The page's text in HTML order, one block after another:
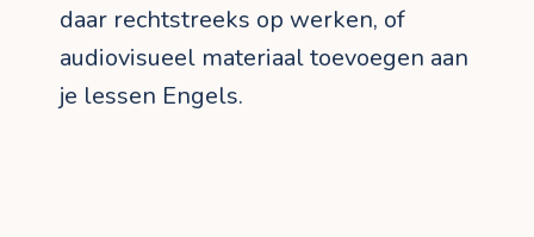
daar rechtstreeks op werken, of
audiovisueel materiaal toevoegen aan
je lessen Engels.